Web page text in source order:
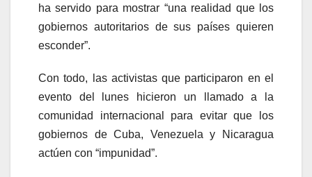
ha servido para mostrar “una realidad que los
gobiernos autoritarios de sus países quieren
esconder”.
Con todo, las activistas que participaron en el
evento del lunes hicieron un llamado a la
comunidad internacional para evitar que los
gobiernos de Cuba, Venezuela y Nicaragua
actúen con “impunidad”.